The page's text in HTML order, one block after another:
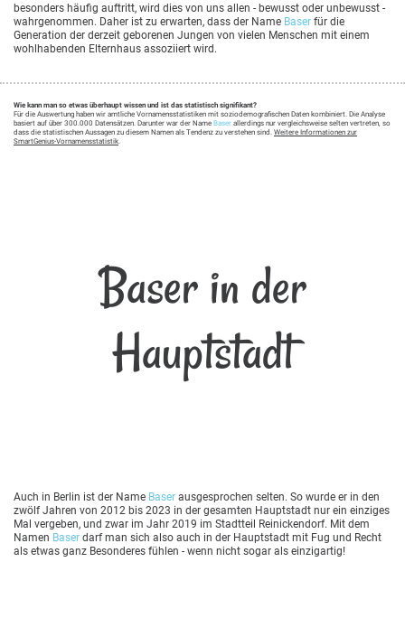
besonders häufig auftritt, wird dies von uns allen - bewusst oder unbewusst -
wahrgenommen. Daher ist zu erwarten, dass der Name Baser für die
Generation der derzeit geborenen Jungen von vielen Menschen mit einem
wohlhabenden Elternhaus assoziiert wird.
Wie kann man so etwas überhaupt wissen und ist das statistisch signifikant?
Für die Auswertung haben wir amtliche Vornamensstatistiken mit soziodemografischen Daten kombiniert. Die Analyse
basiert auf über 300.000 Datensätzen. Darunter war der Name Baser allerdings nur vergleichsweise selten vertreten, so
dass die statistischen Aussagen zu diesem Namen als Tendenz zu verstehen sind. Weitere Informationen zur
SmartGenius-Vornamensstatistik.
Baser in der
Hauptstadt
Auch in Berlin ist der Name Baser ausgesprochen selten. So wurde er in den
zwölf Jahren von 2012 bis 2023 in der gesamten Hauptstadt nur ein einziges
Mal vergeben, und zwar im Jahr 2019 im Stadtteil Reinickendorf. Mit dem
Namen Baser darf man sich also auch in der Hauptstadt mit Fug und Recht
als etwas ganz Besonderes fühlen - wenn nicht sogar als einzigartig!